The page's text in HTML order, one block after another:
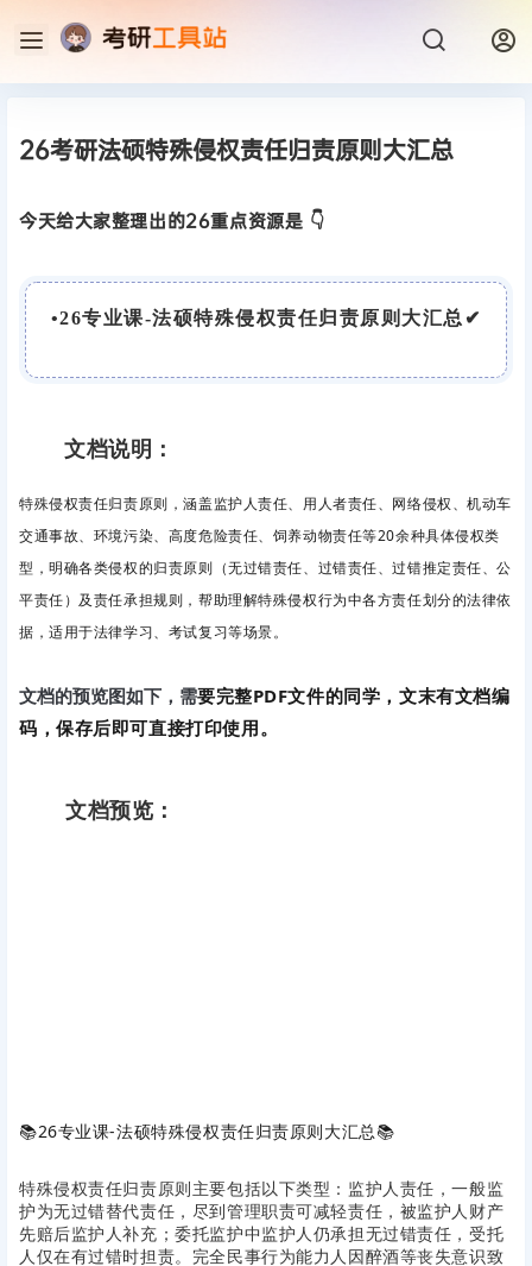
26考研法硕特殊侵权责任归责原则大汇总
今天给大家整理出的26重点资源是 👇
•26专业课-法硕特殊侵权责任归责原则大汇总 ✔
文档说明：
特殊侵权责任归责原则，涵盖监护人责任、用人者责任、网络侵权、机动车
交通事故、环境污染、高度危险责任、饲养动物责任等20余种具体侵权类
型，明确各类侵权的归责原则（无过错责任、过错责任、过错推定责任、公
平责任）及责任承担规则，帮助理解特殊侵权行为中各方责任划分的法律依
据，适用于法律学习、考试复习等场景。
文档的预览图如下，需要完整PDF文件的同学，文末有文档编
码，保存后即可直接打印使用。
文档预览：
📚26专业课-法硕特殊侵权责任归责原则大汇总📚
特殊侵权责任归责原则主要包括以下类型：监护人责任，一般监
护为无过错替代责任，尽到管理职责可减轻责任，被监护人财产
先赔后监护人补充；委托监护中监护人仍承担无过错责任，受托
人仅在有过错时担责。完全民事行为能力人因醉酒等丧失意识致